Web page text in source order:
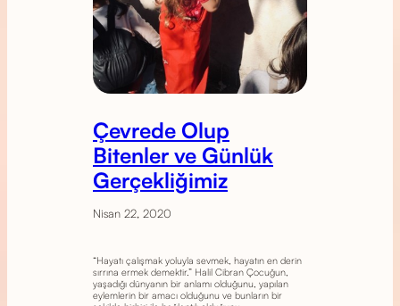
Çevrede Olup
Bitenler ve Günlük
Gerçekliğimiz
Nisan 22, 2020
“Hayatı çalışmak yoluyla sevmek, hayatın en derin
sırrına ermek demektir.” Halil Cibran Çocuğun,
yaşadığı dünyanın bir anlamı olduğunu, yapılan
eylemlerin bir amacı olduğunu ve bunların bir